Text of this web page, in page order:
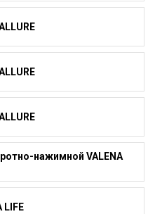
нажимной VALENA
LIFE